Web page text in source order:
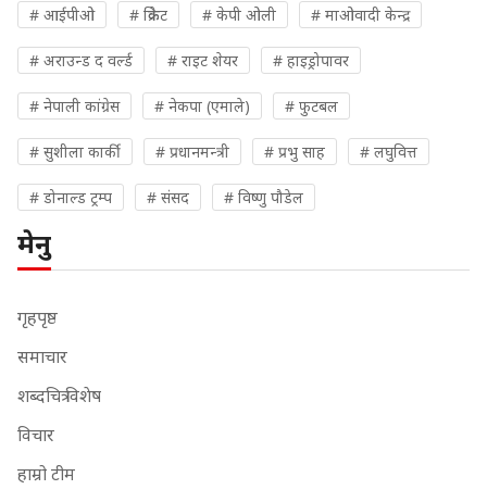
# आईपीओ # क्रिकेट # केपी ओली # माओवादी केन्द्र
# अराउन्ड द वर्ल्ड # राइट शेयर # हाइड्रोपावर
# नेपाली कांग्रेस # नेकपा (एमाले) # फुटबल
# सुशीला कार्की # प्रधानमन्त्री # प्रभु साह # लघुवित्त
# डोनाल्ड ट्रम्प # संसद # विष्णु पौडेल
मेनु
गृहपृष्ठ
समाचार
शब्दचित्र विशेष
विचार
हाम्रो टीम